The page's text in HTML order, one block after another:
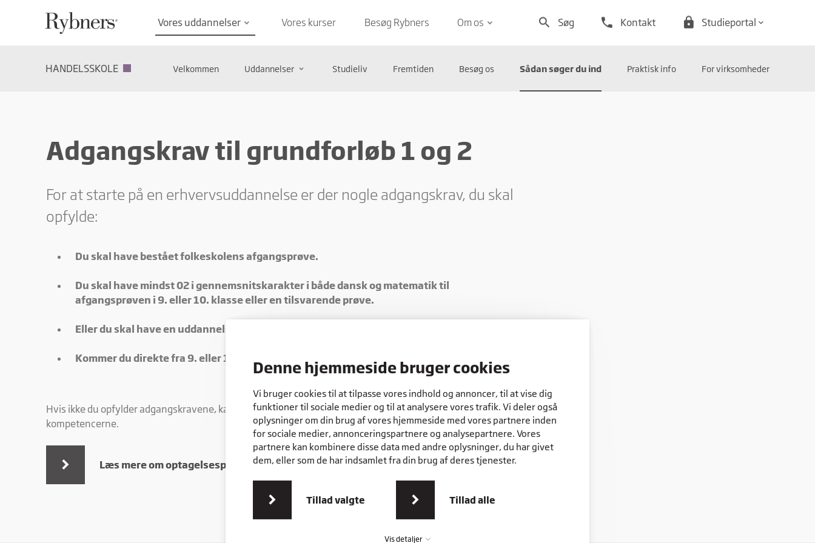
Denne hjemmeside bruger cookies
Vi bruger cookies til at tilpasse vores indhold og annoncer, til at vise dig
funktioner til sociale medier og til at analysere vores trafik. Vi deler også
oplysninger om din brug af vores hjemmeside med vores partnere inden
for sociale medier, annonceringspartnere og analysepartnere. Vores
partnere kan kombinere disse data med andre oplysninger, du har givet
dem, eller som de har indsamlet fra din brug af deres tjenester.
Tillad valgte Tillad alle
Vis detaljer
Vores uddannelser keyboard_arrow_down Vores kurser Besøg Rybners Om os keyboard_arrow_down search Søg phone Kontakt lock Studieportal keyboard_arrow_down
HANDELSSKOLE Velkommen Uddannelser keyboard_arrow_down Studieliv Fremtiden Besøg os Sådan søger du ind Praktisk info For virksomheder
Adgangskrav til grundforløb 1 og 2
For at starte på en erhvervsuddannelse er der nogle adgangskrav, du skal
opfylde:
Du skal have bestået folkeskolens afgangsprøve.
Du skal have mindst 02 i gennemsnitskarakter i både dansk og matematik til
afgangsprøven i 9. eller 10. klasse eller en tilsvarende prøve.
Eller du skal have en uddannelsesaftale i en virksomhed.
Kommer du direkte fra 9. eller 10 klasse, skal du også erklæres uddannelsesparat.
Hvis ikke du opfylder adgangskravene, kan du vælge at gennemføre en optagelsesprøve, og vise, at du har
kompetencerne.
Læs mere om optagelsesprøven